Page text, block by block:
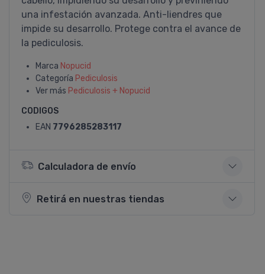
una infestación avanzada. Anti-liendres que
impide su desarrollo. Protege contra el avance de
la pediculosis.
Marca Nopucid
Categoría Pediculosis
Ver más Pediculosis + Nopucid
CODIGOS
EAN 7796285283117
Calculadora de envío
Retirá en nuestras tiendas